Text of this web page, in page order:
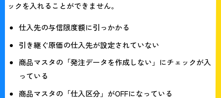
ックを入れることができません。
仕入先の与信限度額に引っかかる
引き継ぐ原価の仕入先が設定されていない
商品マスタの「発注データを作成しない」にチェックが入
っている
商品マスタの「仕入区分」がOFFになっている